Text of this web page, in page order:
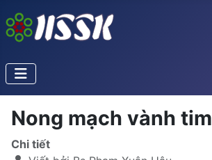
Nong mạch vành tim
Chi tiết